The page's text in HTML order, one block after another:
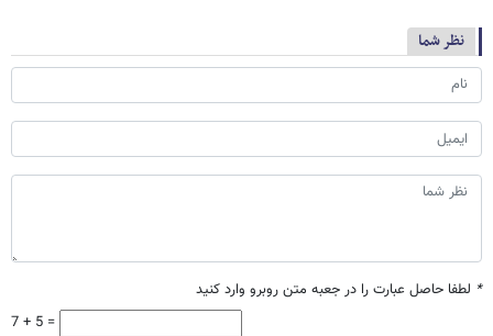
نظر شما
* لطفا حاصل عبارت را در جعبه متن روبرو وارد کنید
7 + 5 =